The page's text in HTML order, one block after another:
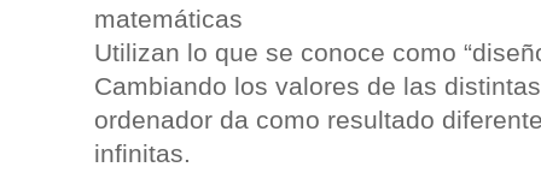
matemáticas
Utilizan lo que se conoce como
Cambiando los valores de las
ordenador da como resultado
infinitas.